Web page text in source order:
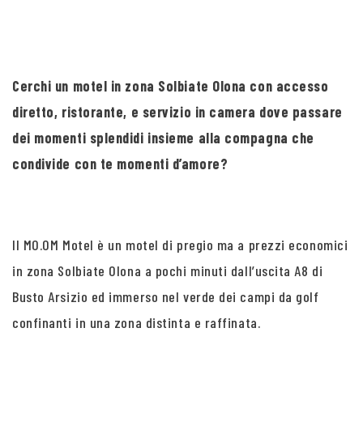
Cerchi un motel in zona Solbiate Olona con accesso
diretto, ristorante, e servizio in camera dove passare
dei momenti splendidi insieme alla compagna che
condivide con te momenti d’amore?
Il MO.OM Motel è un motel di pregio ma a prezzi economici
in zona Solbiate Olona a pochi minuti dall’uscita A8 di
Busto Arsizio ed immerso nel verde dei campi da golf
confinanti in una zona distinta e raffinata.